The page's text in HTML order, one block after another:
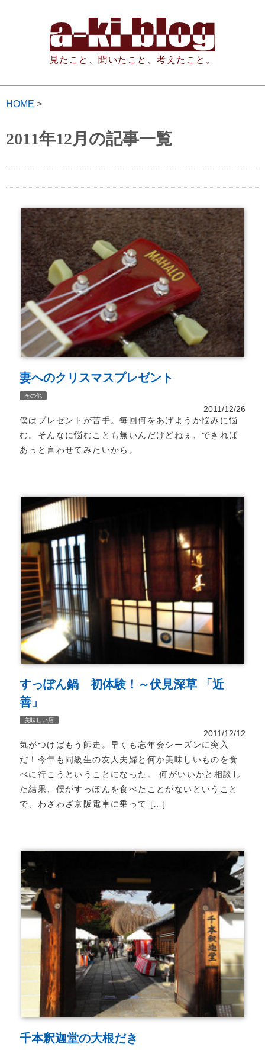
見たこと、聞いたこと、考えたこと。
HOME >
2011年12月の記事一覧
妻へのクリスマスプレゼント
その他
2011/12/26
僕はプレゼントが苦手。毎回何をあげようか悩みに悩
む。そんなに悩むことも無いんだけどねぇ、できれば
あっと言わせてみたいから。
すっぽん鍋 初体験！～伏見深草 「近
善」
美味しい店
2011/12/12
気がつけばもう師走。早くも忘年会シーズンに突入
だ！今年も同級生の友人夫婦と何か美味しいものを食
べに行こうということになった。 何がいいかと相談し
た結果、僕がすっぽんを食べたことがないということ
で、わざわざ京阪電車に乗って […]
千本釈迦堂の大根だき